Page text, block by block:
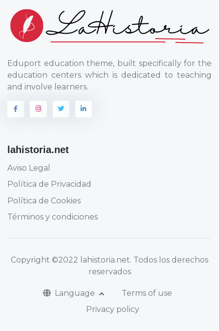
Eduport education theme, built specifically for the
education centers which is dedicated to teaching
and involve learners.
lahistoria.net
Aviso Legal
Política de Privacidad
Política de Cookies
Términos y condiciones
Copyright ©2022 lahistoria.net. Todos los derechos
reservados
Language
Terms of use
Privacy policy